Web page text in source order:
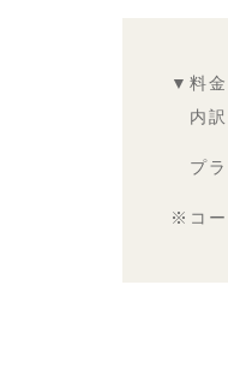
▼料
内訳
プラ
※コー